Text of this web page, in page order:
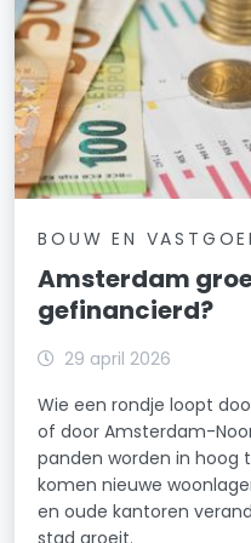
BOUW EN
Amsterdam
gefinancierd?
29 april 2026
Wie een rondje loopt
of door Amsterdam-
panden worden in hoog
komen nieuwe
en oude kantoren
stad groeit.